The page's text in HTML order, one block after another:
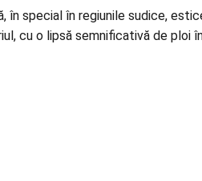
special în regiunile sudice,
cu o lipsă semnificativă de ploi